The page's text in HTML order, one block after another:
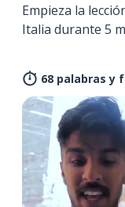
Empieza la
Italia durante 5
68 palabras y